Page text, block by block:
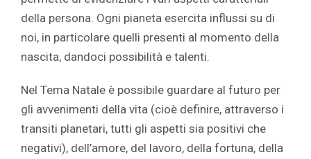
della persona. Ogni pianeta esercita influssi su di
noi, in particolare quelli presenti al momento della
nascita, dandoci possibilità e talenti.
Nel Tema Natale è possibile guardare al futuro per
gli avvenimenti della vita (cioè definire, attraverso i
transiti planetari, tutti gli aspetti sia positivi che
negativi), dell’amore, del lavoro, della fortuna, della